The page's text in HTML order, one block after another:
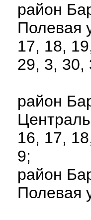
район
Полевая
17, 18,
29, 3, 30,
район
16, 17,
9;
район
Полевая